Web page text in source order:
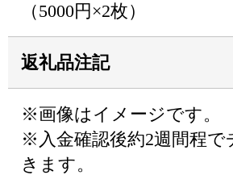
（5000円×2枚）
返礼品注記
※画像はイメージです。
※入金確認後約2週間程で
きます。